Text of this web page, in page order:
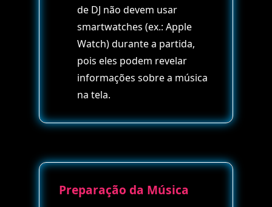
de DJ não devem usar
smartwatches (ex.: Apple
Watch) durante a partida,
pois eles podem revelar
informações sobre a música
na tela.
Preparação da Música